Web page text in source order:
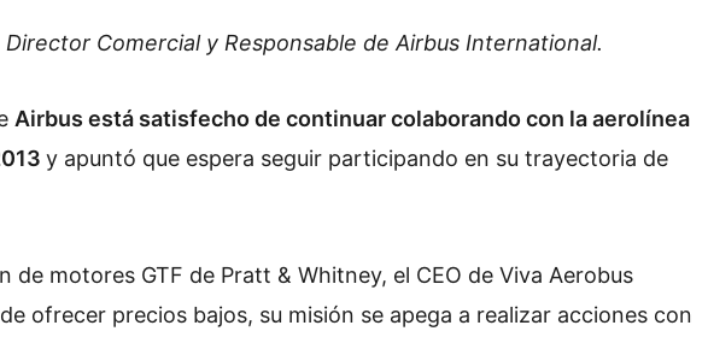
Comercial y Responsable de Airbus International.
Airbus está satisfecho de continuar colaborando con la aerolínea
y apuntó que espera seguir participando en su trayectoria de
de motores GTF de Pratt & Whitney, el CEO de Viva Aerobus
ofrecer precios bajos, su misión se apega a realizar acciones con